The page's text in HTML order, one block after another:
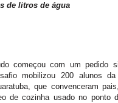
de litros de água
começou com um pedido
mobilizou 200 alunos
que convenceram
de cozinha usado no ponto